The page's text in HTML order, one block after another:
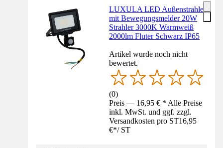
LUXULA LED Außenstrahler
mit Bewegungsmelder 20W
Strahler 3000K Warmweiß
2000lm Fluter Schwarz IP65
Artikel wurde noch nicht
bewertet.
(0)
Preis — 16,95 € * Alle Preise
inkl. MwSt. und ggf. zzgl.
Versandkosten pro ST16,95
€*/ ST